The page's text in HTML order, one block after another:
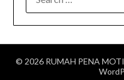
FOR:
© 2026 RUMAH PENA